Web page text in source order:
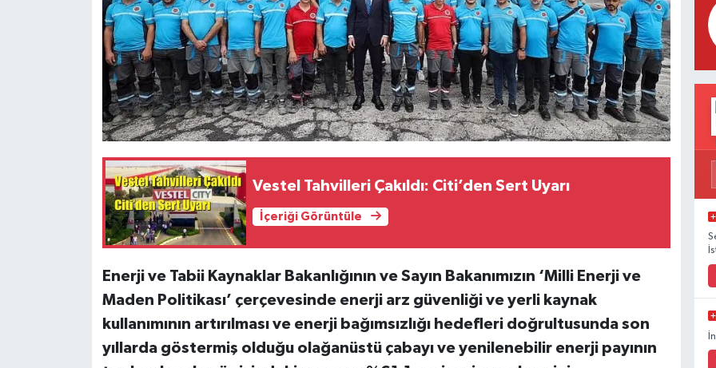
Vestel Tahvilleri Çakıldı: Citi’den Sert Uyarı
İçeriği Görüntüle
Enerji ve Tabii Kaynaklar Bakanlığının ve Sayın Bakanımızın ‘Milli Enerji ve
Maden Politikası’ çerçevesinde enerji arz güvenliği ve yerli kaynak
kullanımının artırılması ve enerji bağımsızlığı hedefleri doğrultusunda son
yıllarda göstermiş olduğu olağanüstü çabayı ve yenilenebilir enerji payının